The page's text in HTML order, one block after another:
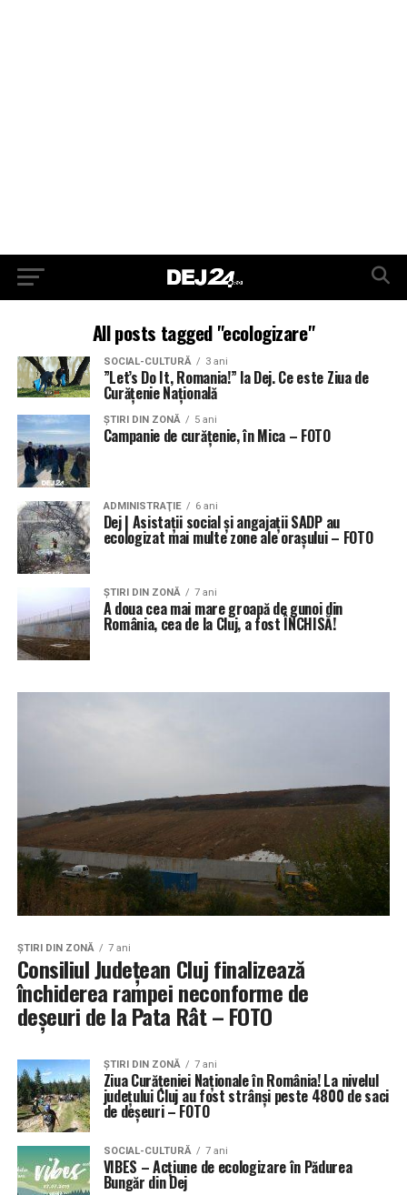
All posts tagged "ecologizare"
SOCIAL-CULTURĂ 3 ani
”Let’s Do It, Romania!” la Dej. Ce este Ziua de
Curățenie Națională
ŞTIRI DIN ZONĂ 5 ani
Campanie de curățenie, în Mica – FOTO
ADMINISTRAŢIE 6 ani
Dej | Asistații social și angajații SADP au
ecologizat mai multe zone ale orașului – FOTO
ŞTIRI DIN ZONĂ 7 ani
A doua cea mai mare groapă de gunoi din
România, cea de la Cluj, a fost ÎNCHISĂ!
ŞTIRI DIN ZONĂ 7 ani
Consiliul Județean Cluj finalizează
închiderea rampei neconforme de
deșeuri de la Pata Rât – FOTO
ŞTIRI DIN ZONĂ 7 ani
Ziua Curățeniei Naționale în România! La nivelul
județului Cluj au fost strânși peste 4800 de saci
de deșeuri – FOTO
SOCIAL-CULTURĂ 7 ani
VIBES – Acțiune de ecologizare în Pădurea
Bungăr din Dej